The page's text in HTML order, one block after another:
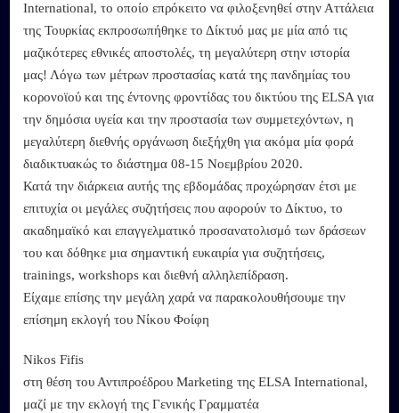
International, το οποίο επρόκειτο να φιλοξενηθεί στην Αττάλεια
της Τουρκίας εκπροσωπήθηκε το Δίκτυό μας με μία από τις
μαζικότερες εθνικές αποστολές, τη μεγαλύτερη στην ιστορία
μας! Λόγω των μέτρων προστασίας κατά της πανδημίας του
κορονοϊού και της έντονης φροντίδας του δικτύου της ELSA για
την δημόσια υγεία και την προστασία των συμμετεχόντων, η
μεγαλύτερη διεθνής οργάνωση διεξήχθη για ακόμα μία φορά
διαδικτυακώς το διάστημα 08-15 Νοεμβρίου 2020.
Κατά την διάρκεια αυτής της εβδομάδας προχώρησαν έτσι με
επιτυχία οι μεγάλες συζητήσεις που αφορούν το Δίκτυο, το
ακαδημαϊκό και επαγγελματικό προσανατολισμό των δράσεων
του και δόθηκε μια σημαντική ευκαιρία για συζητήσεις,
trainings, workshops και διεθνή αλληλεπίδραση.
Είχαμε επίσης την μεγάλη χαρά να παρακολουθήσουμε την
επίσημη εκλογή του Νίκου Φοίφη
Nikos Fifis
στη θέση του Αντιπροέδρου Marketing της ELSA International,
μαζί με την εκλογή της Γενικής Γραμματέα